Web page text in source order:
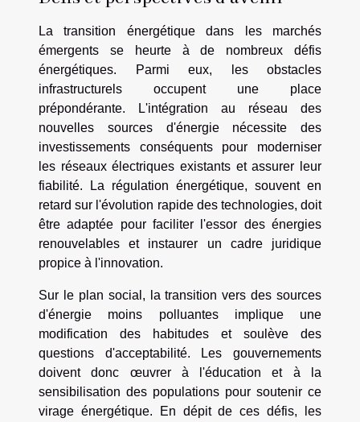
La transition énergétique dans les marchés
émergents se heurte à de nombreux défis
énergétiques. Parmi eux, les obstacles
infrastructurels occupent une place
prépondérante. L'intégration au réseau des
nouvelles sources d'énergie nécessite des
investissements conséquents pour moderniser
les réseaux électriques existants et assurer leur
fiabilité. La régulation énergétique, souvent en
retard sur l'évolution rapide des technologies, doit
être adaptée pour faciliter l'essor des énergies
renouvelables et instaurer un cadre juridique
propice à l'innovation.
Sur le plan social, la transition vers des sources
d'énergie moins polluantes implique une
modification des habitudes et soulève des
questions d'acceptabilité. Les gouvernements
doivent donc œuvrer à l'éducation et à la
sensibilisation des populations pour soutenir ce
virage énergétique. En dépit de ces défis, les